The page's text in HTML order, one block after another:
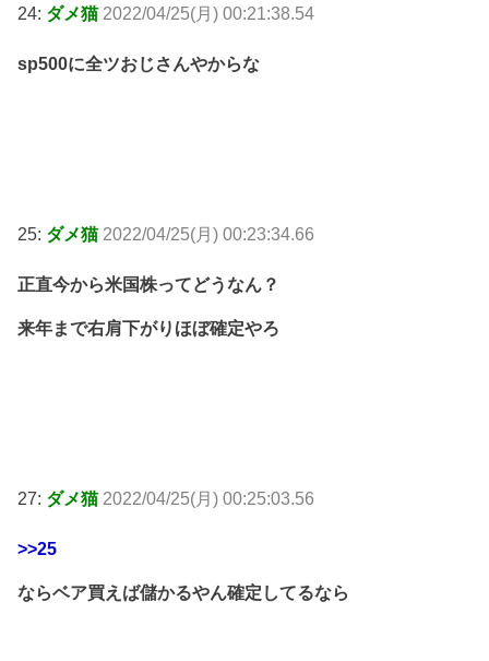
24: ダメ猫 2022/04/25(月) 00:21:38.54
sp500に全ツおじさんやからな
25: ダメ猫 2022/04/25(月) 00:23:34.66
正直今から米国株ってどうなん？
来年まで右肩下がりほぼ確定やろ
27: ダメ猫 2022/04/25(月) 00:25:03.56
>>25
ならベア買えば儲かるやん確定してるなら